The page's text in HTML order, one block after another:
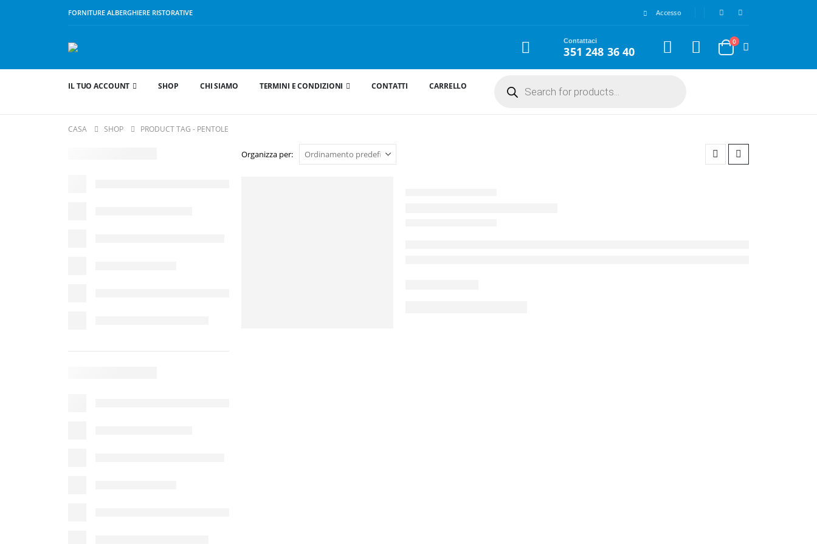
FORNITURE ALBERGHIERE RISTORATIVE Accesso
Contattaci
351 248 36 40
0
IL TUO ACCOUNT SHOP CHI SIAMO TERMINI E CONDIZIONI CONTATTI CARRELLO search
CASA SHOP PRODUCT TAG - PENTOLE
Organizza per: